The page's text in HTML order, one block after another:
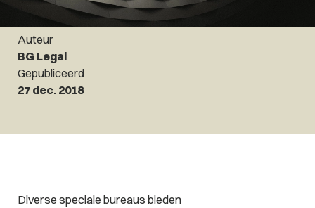
Auteur
BG Legal
Gepubliceerd
27 dec. 2018
Diverse speciale bureaus bieden